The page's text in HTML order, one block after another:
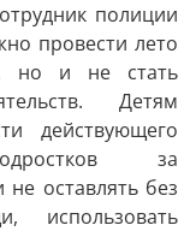
полиции
провести лето
но и не стать
Детям
действующего
за
оставлять без
использовать